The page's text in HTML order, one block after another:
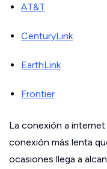
AT&T
CenturyLink
EarthLink
Frontier
La conexión a internet
conexión más lenta
ocasiones llega a